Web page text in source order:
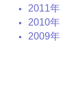
2011年
2010年
2009年